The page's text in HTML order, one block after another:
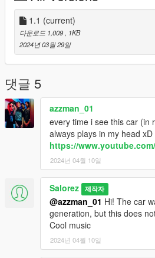
1.1 (current)
다운로드 1,009, 1KB
2024년 03월 29일
댓글 5
azzman_01
every time i see this car (in
always plays in my head
https://
2024년 04월 10일
Salorez 제작자
@azzman_01 Hi! The car
generation, but this does
Cool music
2024년 04월 10일